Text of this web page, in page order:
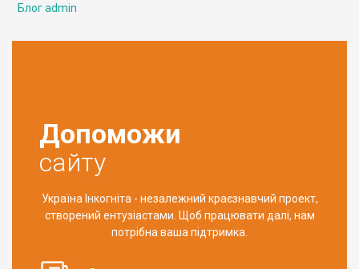
Блог admin
Допоможи
сайту
Україна Інкогніта - незалежний краєзнавчий проект,
створений ентузіастами. Щоб працювати далі, нам
потрібна ваша підтримка.